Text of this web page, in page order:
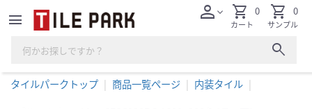
menu
search
personexpand_more shopping_cart
カート
0 shopping_cart
サンプル
0
タイルパークトップ 商品一覧ページ 内装タイル